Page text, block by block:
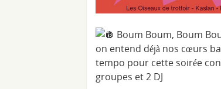
Boum Boum, Boum
on entend déjà nos cœurs
tempo pour cette soirée
groupes et 2 DJ